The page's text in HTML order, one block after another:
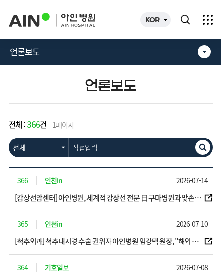
KOR
언론보도
언론보도
전체 :366건 1페이지
366 인천in
[갑상선암센터] 아인병원, 세계적 갑상선 전문 日 구마병원과 맞손...
‘글로벌 네트워크 강화’
2026-07-14
365 인천in
[척추외과] 척추내시경 수술 권위자 아인병원 임강택 원장, "해외 의
료진 교육 확대"
2026-07-10
364 기호일보 2026-07-08